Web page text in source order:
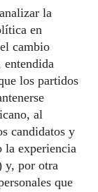
la
en
cambio
entendida
los partidos
al
candidatos y
la experiencia
y, por otra
que